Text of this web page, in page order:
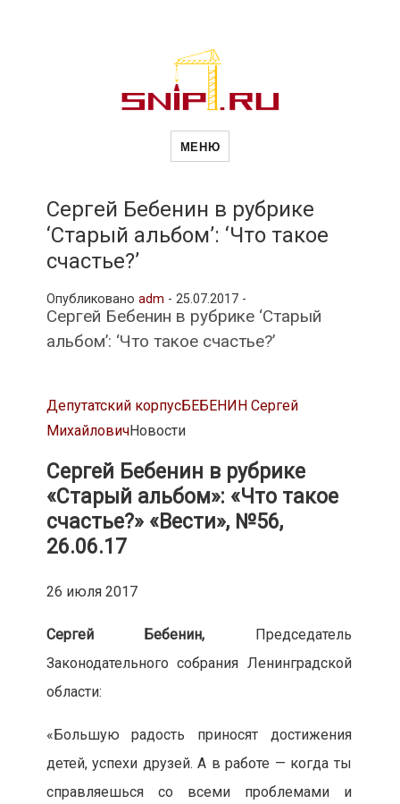
Новости
другие связанные со стройкой
рубрики
МЕНЮ
Сергей Бебенин в рубрике
‘Старый альбом’: ‘Что такое
счастье?’
Опубликовано adm - 25.07.2017 -
Сергей Бебенин в рубрике ‘Старый
альбом’: ‘Что такое счастье?’
Депутатский корпусБЕБЕНИН Сергей
МихайловичНовости
Сергей Бебенин в рубрике
«Старый альбом»: «Что такое
счастье?»«Вести», №56,
26.06.17
26 июля 2017
Сергей Бебенин, Председатель
Законодательного собрания Ленинградской
области:
«Большую радость приносят достижения
детей, успехи друзей. А в работе — когда ты
справляешься со всеми проблемами и